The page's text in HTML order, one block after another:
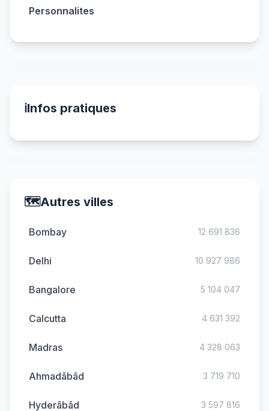
Personnalites
ℹ️Infos pratiques
🗺️Autres villes
Bombay 12 691 836
Delhi 10 927 986
Bangalore 5 104 047
Calcutta 4 631 392
Madras 4 328 063
Ahmadābād 3 719 710
Hyderābād 3 597 816